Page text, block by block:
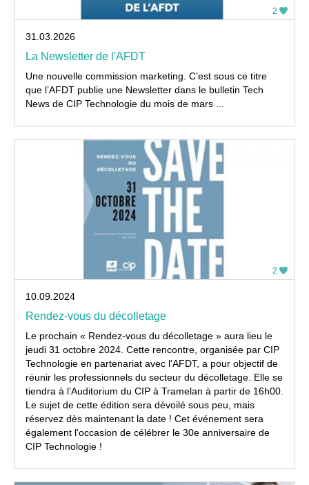
2
31.03.2026
La Newsletter de l'AFDT
Une nouvelle commission marketing. C’est sous ce titre
que l’AFDT publie une Newsletter dans le bulletin Tech
News de CIP Technologie du mois de mars ...
2
10.09.2024
Rendez-vous du décolletage
Le prochain « Rendez-vous du décolletage » aura lieu le
jeudi 31 octobre 2024. Cette rencontre, organisée par CIP
Technologie en partenariat avec l'AFDT, a pour objectif de
réunir les professionnels du secteur du décolletage. Elle se
tiendra à l’Auditorium du CIP à Tramelan à partir de 16h00.
Le sujet de cette édition sera dévoilé sous peu, mais
réservez dès maintenant la date ! Cet événement sera
également l'occasion de célébrer le 30e anniversaire de
CIP Technologie !